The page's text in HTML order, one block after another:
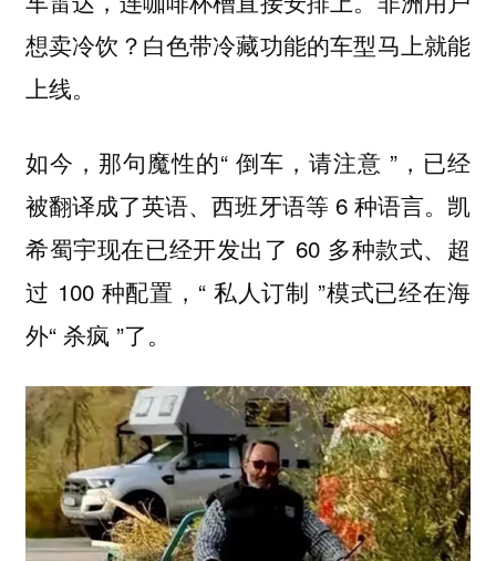
想卖冷饮？白色带冷藏功能的车型马上就能
上线。
如今，那句魔性的“ 倒车，请注意 ”，已经
被翻译成了英语、西班牙语等 6 种语言。凯
希蜀宇现在已经开发出了 60 多种款式、超
过 100 种配置，“ 私人订制 ”模式已经在海
外“ 杀疯 ”了。